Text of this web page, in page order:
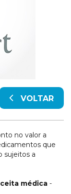
VOLTAR
no valor a
que
sujeitos a
médica -